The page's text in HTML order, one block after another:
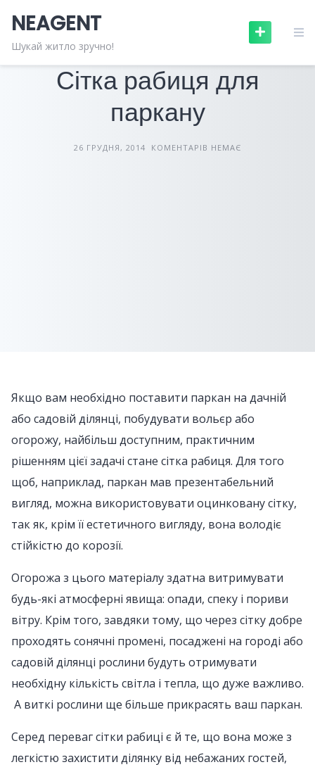
content
NEAGENT
Шукай житло зручно!БУДІВЕЛЬНІ МАТЕРІАЛИ
Сітка рабиця для
паркану
26 ГРУДНЯ, 2014 КОМЕНТАРІВ НЕМАЄ
Якщо вам необхідно поставити паркан на дачній
або садовій ділянці, побудувати вольєр або
огорожу, найбільш доступним, практичним
рішенням цієї задачі стане сітка рабиця. Для того
щоб, наприклад, паркан мав презентабельний
вигляд, можна використовувати оцинковану сітку,
так як, крім її естетичного вигляду, вона володіє
стійкістю до корозії.
Огорожа з цього матеріалу здатна витримувати
будь-які атмосферні явища: опади, спеку і пориви
вітру. Крім того, завдяки тому, що через сітку добре
проходять сонячні промені, посаджені на городі або
садовій ділянці рослини будуть отримувати
необхідну кількість світла і тепла, що дуже важливо.
А виткі рослини ще більше прикрасять ваш паркан.
Серед переваг сітки рабиці є й те, що вона може з
легкістю захистити ділянку від небажаних гостей,